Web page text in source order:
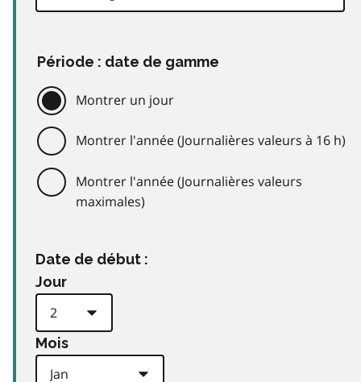
Période : date de gamme
Montrer un jour
Montrer l'année (Journalières valeurs à 16 h)
Montrer l'année (Journalières valeurs
maximales)
Date de début :
Jour
Mois